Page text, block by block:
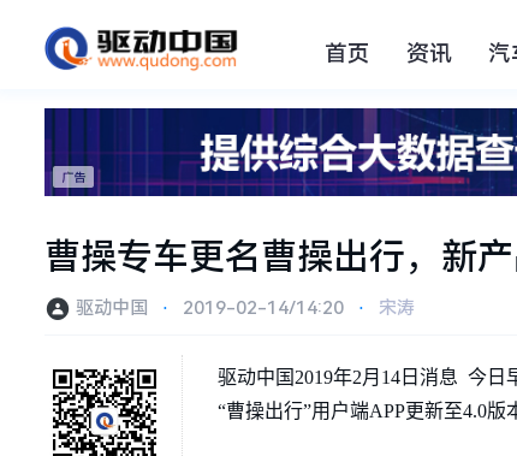
首页 资讯 汽
曹操专车更名曹操出行，新
驱动中国 ⋅ 2019-02-14/14:20 ⋅ 宋涛
驱动中国2019年2月14日消息 今
“曹操出行”用户端APP更新至4.0